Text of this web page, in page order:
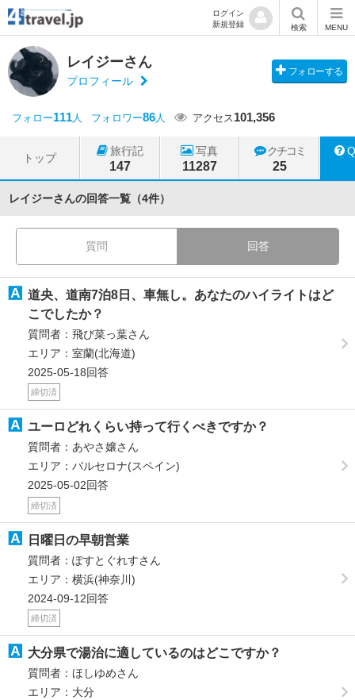
ログイン
新規登録
検索 MENU
レイジーさん
プロフィール
フォローする
フォロー111人 フォロワー86人 アクセス101,356
トップ
旅行記
147
写真
11287
クチコミ
25
レイジーさんの回答一覧（4件）
質問 回答
道央、道南7泊8日、車無し。あなたのハイライトはど
こでしたか？
質問者：飛び菜っ葉さん
エリア：室蘭(北海道)
2025-05-18回答
締切済
ユーロどれくらい持って行くべきですか？
質問者：あやさ嬢さん
エリア：バルセロナ(スペイン)
2025-05-02回答
締切済
日曜日の早朝営業
質問者：ぽすとぐれすさん
エリア：横浜(神奈川)
2024-09-12回答
締切済
大分県で湯治に適しているのはどこですか？
質問者：ほしゆめさん
エリア：大分